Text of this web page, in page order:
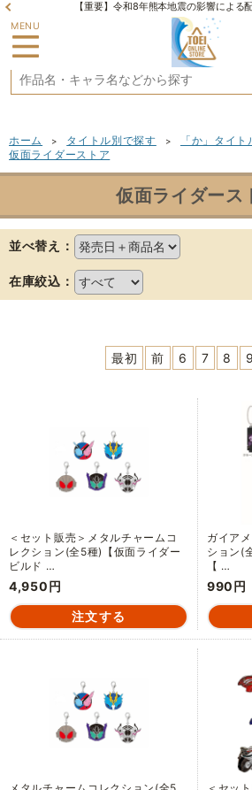
【重要】令和8年熊本地震の影響による
MENU
ホーム > タイトル別で探す > 「か」タイ
仮面ライダーストア
仮面ライダース
並べ替え：
在庫絞込：
最初 前 6 7 8 9
＜セット販売＞メタルチャームコ
レクション(全5種)【仮面ライダー
ビルド …
4,950円
ガイア
ション(
【 …
990円